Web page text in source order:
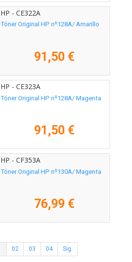
HP - CE322A
Tóner Original HP nº128A/ Amarillo
91,50 €
HP - CE323A
Tóner Original HP nº128A/ Magenta
91,50 €
HP - CF353A
Tóner Original HP nº130A/ Magenta
76,99 €
02 03 04 Sig.